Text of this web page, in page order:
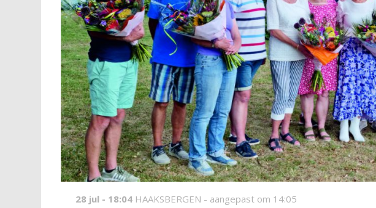
28 jul - 18:04 HAAKSBERGEN - aangepast om 14:05